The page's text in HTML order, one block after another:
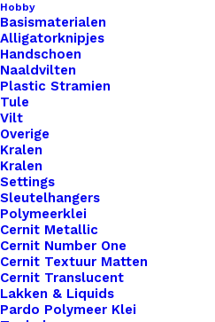
Hobby
Basismaterialen
Alligatorknipjes
Handschoen
Naaldvilten
Plastic Stramien
Tule
Vilt
Overige
Kralen
Kralen
Settings
Sleutelhangers
Polymeerklei
Cernit Metallic
Cernit Number One
Cernit Textuur Matten
Cernit Translucent
Lakken & Liquids
Pardo Polymeer Klei
1xLeren Label Konijn Kopje
Leren
Label
Konijn
Kopje
aantal
Toevoegen aan
Toevoegen aan